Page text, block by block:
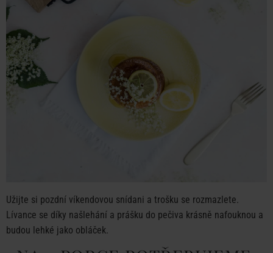
Užijte si pozdní víkendovou snídani a trošku se rozmazlete.
Lívance se díky našlehání a prášku do pečiva krásně nafouknou a
budou lehké jako obláček.